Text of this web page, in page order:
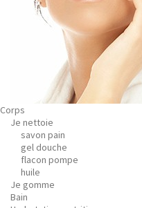
Corps
Je nettoie
savon pain
gel douche
flacon pompe
huile
Je gomme
Bain